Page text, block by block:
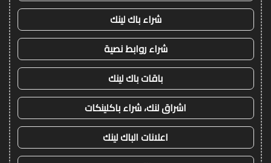
شراء باك لينك
شراء روابط نصية
باقات باك لينك
اشراق لنك، شراء باكلينكات
اعلانات الباك لينك